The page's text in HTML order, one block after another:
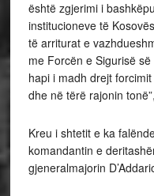
është zgjerimi i
institucioneve të
të arriturat e
me Forcën e Sigurisë
hapi i madh drejt
dhe në tërë rajonin
Kreu i shtetit e ka
komandantin e
gjeneralmajorin